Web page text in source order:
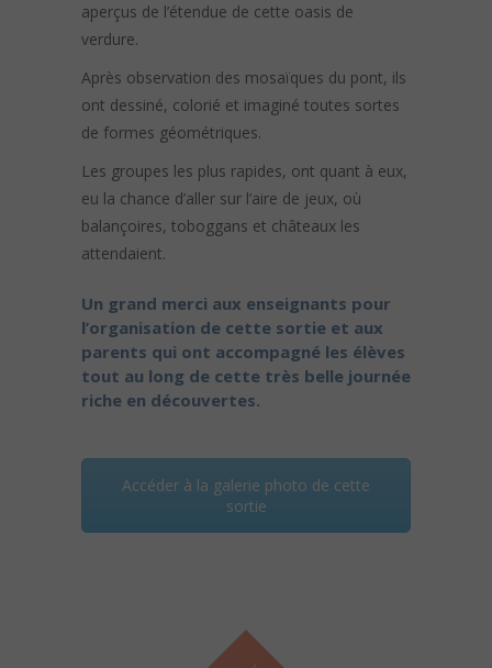
aperçus de l’étendue de cette oasis de
verdure.
Après observation des mosaïques du pont, ils
ont dessiné, colorié et imaginé toutes sortes
de formes géométriques.
Les groupes les plus rapides, ont quant à eux,
eu la chance d’aller sur l’aire de jeux, où
balançoires, toboggans et châteaux les
attendaient.
Un grand merci aux enseignants pour
l’organisation de cette sortie et aux
parents qui ont accompagné les élèves
tout au long de cette très belle journée
riche en découvertes.
Accéder à la galerie photo de cette
sortie